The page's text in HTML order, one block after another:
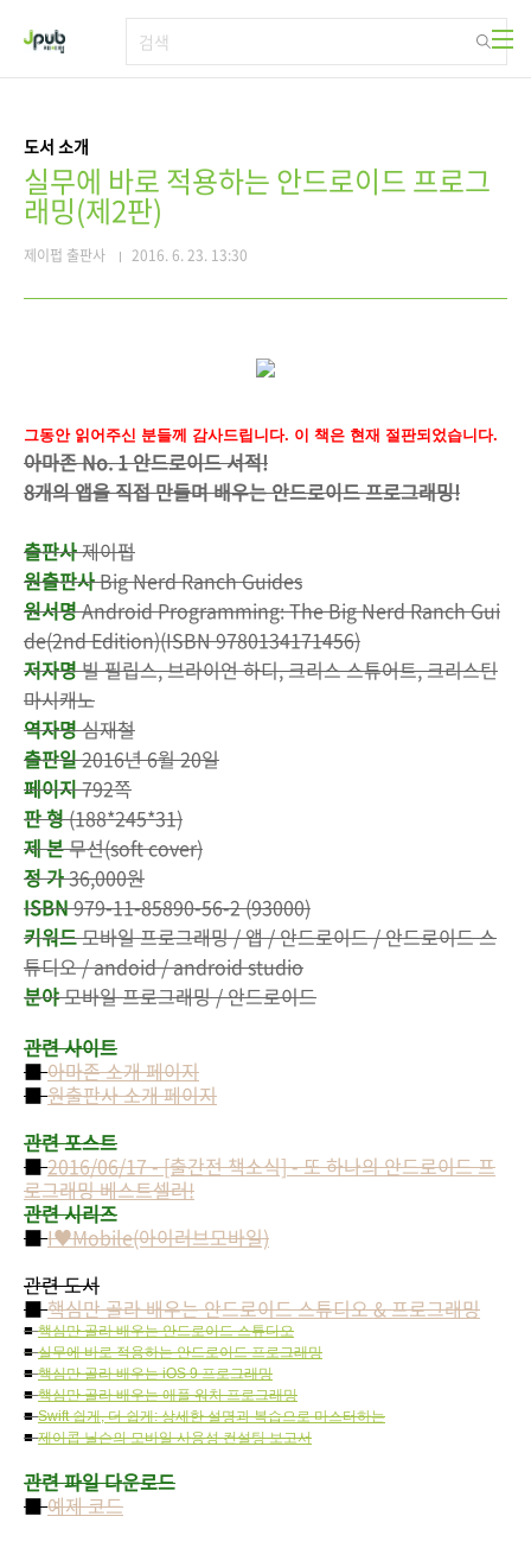
도서 소개
실무에 바로 적용하는 안드로이드 프로그
래밍(제2판)
제이펍 출판사 2016. 6. 23. 13:30
그동안 읽어주신 분들께 감사드립니다. 이 책은 현재 절판되었습니다.
아마존 No. 1 안드로이드 서적!
8개의 앱을 직접 만들며 배우는 안드로이드 프로그래밍!
출판사제이펍
원출판사Big Nerd Ranch Guides
원서명Android Programming: The Big Nerd Ranch Gui
de(2nd Edition)(ISBN 9780134171456)
저자명빌 필립스, 브라이언 하디, 크리스 스튜어트, 크리스틴
마시캐노
역자명심재철
출판일2016년 6월 20일
페이지792쪽
판 형(188*245*31)
제 본무선(soft cover)
정 가36,000원
ISBN979-11-85890-56-2 (93000)
키워드모바일 프로그래밍 / 앱 / 안드로이드 / 안드로이드 스
튜디오 / andoid / android studio
분야모바일 프로그래밍 / 안드로이드
관련 사이트
■아마존 소개 페이지
■원출판사 소개 페이지
관련 포스트
■2016/06/17 - [출간전 책소식] - 또 하나의 안드로이드 프
로그래밍 베스트셀러!
관련 시리즈
■I♥Mobile(아이러브모바일)
관련 도서
■핵심만 골라 배우는 안드로이드 스튜디오 & 프로그래밍
■ 핵심만 골라 배우는 안드로이드 스튜디오
■ 실무에 바로 적용하는 안드로이드 프로그래밍
■ 핵심만 골라 배우는 iOS 9 프로그래밍
■ 핵심만 골라 배우는 애플 워치 프로그래밍
■ Swift 쉽게, 더 쉽게: 상세한 설명과 복습으로 마스터하는
■ 제이콥 닐슨의 모바일 사용성 컨설팅 보고서
관련 파일 다운로드
■예제 코드